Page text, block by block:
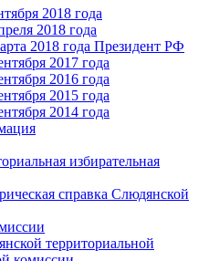
2018 года
2018 года
2018 года Президент РФ
2017 года
2016 года
2015 года
2014 года
избирательная
справка Слюдянской
территориальной